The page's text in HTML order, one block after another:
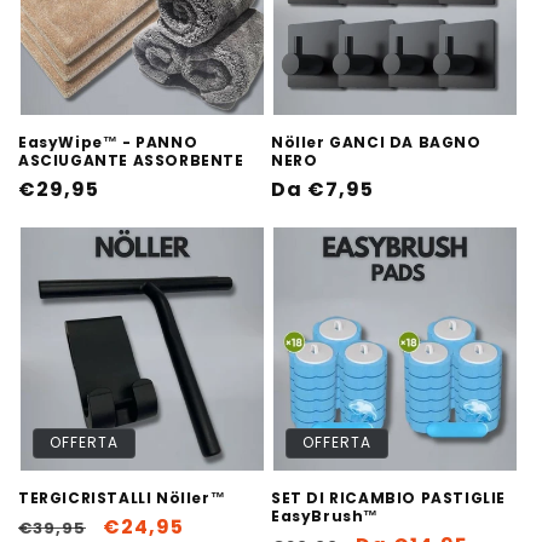
EasyWipe™ - PANNO
ASCIUGANTE ASSORBENTE
Prezzo
€29,95
Nöller GANCI DA BAGNO
NERO
Prezzo
listino
Da €7,95
OFFERTA
TERGICRISTALLI Nöller™
Prezzo
€39,95 Prezzo
€24,95
OFFERTA
SET DI RICAMBIO PASTIGLIE
EasyBrush™